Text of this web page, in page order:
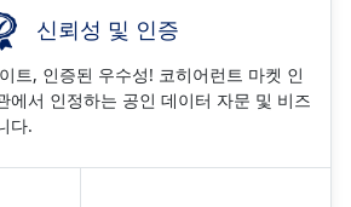
신뢰성 및 인증
트, 인증된 우수성! 코히어런트 마켓 인
에서 인정하는 공인 데이터 자문 및 비즈
다.